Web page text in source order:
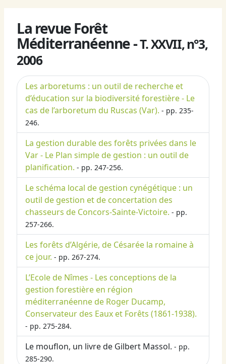
La revue Forêt
Méditerranéenne -T. XXVII, n°3,
2006
Les arboretums : un outil de recherche et
d’éducation sur la biodiversité forestière - Le
cas de l’arboretum du Ruscas (Var). - pp. 235-
246.
La gestion durable des forêts privées dans le
Var - Le Plan simple de gestion : un outil de
planification. - pp. 247-256.
Le schéma local de gestion cynégétique : un
outil de gestion et de concertation des
chasseurs de Concors-Sainte-Victoire. - pp.
257-266.
Les forêts d’Algérie, de Césarée la romaine à
ce jour. - pp. 267-274.
L’Ecole de Nîmes - Les conceptions de la
gestion forestière en région
méditerranéenne de Roger Ducamp,
Conservateur des Eaux et Forêts (1861-1938).
- pp. 275-284.
Le mouflon, un livre de Gilbert Massol. - pp.
285-290.